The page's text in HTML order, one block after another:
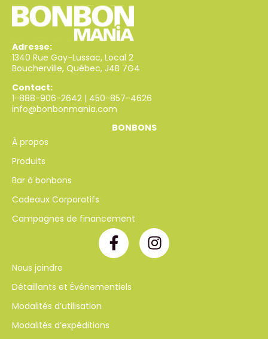
Adresse:
1340 Rue Gay-Lussac, Local 2
Boucherville, Québec, J4B 7G4
Contact:
1-888-906-2642 | 450-857-4626
info@bonbonmania.com
BONBONS
À propos
Produits
Bar à bonbons
Cadeaux Corporatifs
Campagnes de financement
Nous joindre
Détaillants et Événementiels
Modalités d’utilisation
Modalités d’expéditions